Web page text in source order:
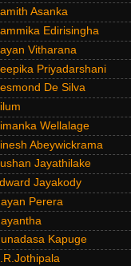
Asanka
Edirisingha
Vitharana
Priyadarshani
De Silva
Wellalage
Abeywickrama
Jayathilake
Jayakody
Perera
Kapuge